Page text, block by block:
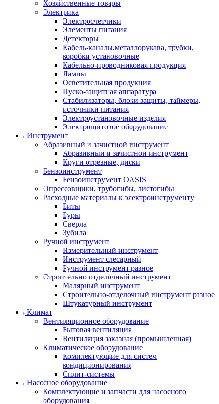
Хозяйственные товары
Электрика
Электросчетчики
Элементы питания
Детекторы
Кабель-каналы,металлорукава, трубки,
коробки установочные
Кабельно-проводниковая продукция
Лампы
Осветительная продукция
Пуско-защитная аппаратура
Стабилизаторы, блоки защиты, таймеры,
источники питания
Электроустановочные изделия
Электрощитовое оборудование
Инструмент
Абразивный и зачистной инструмент
Абразивный и зачистной инструмент
Круги отрезные, диски
Бензоинструмент
Бензоинструмент OASIS
Опрессовщики, трубогибы, листогибы
Расходные материалы к электроинструменту
Биты
Буры
Сверла
Зубила
Ручной инструмент
Измерительный инструмент
Инструмент слесарный
Ручной инструмент разное
Строительно-отделочный инструмент
Малярный инструмент
Строительно-отделочный инструмент разное
Штукатурный инструмент
Климат
Вентиляционное оборудование
Бытовая вентиляция
Вентиляция заказная (промышленная)
Климатическое оборудование
Комплектующие для систем
кондиционирования
Сплит-системы
Насосное оборудование
Комплектующие и запчасти для насосного
оборудования